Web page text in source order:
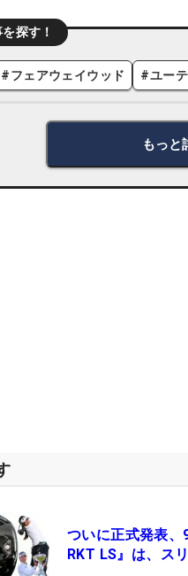
探す！
#フェアウェイウッド #ユー
もっと
ついに正式発表
RKT LS』は、ス